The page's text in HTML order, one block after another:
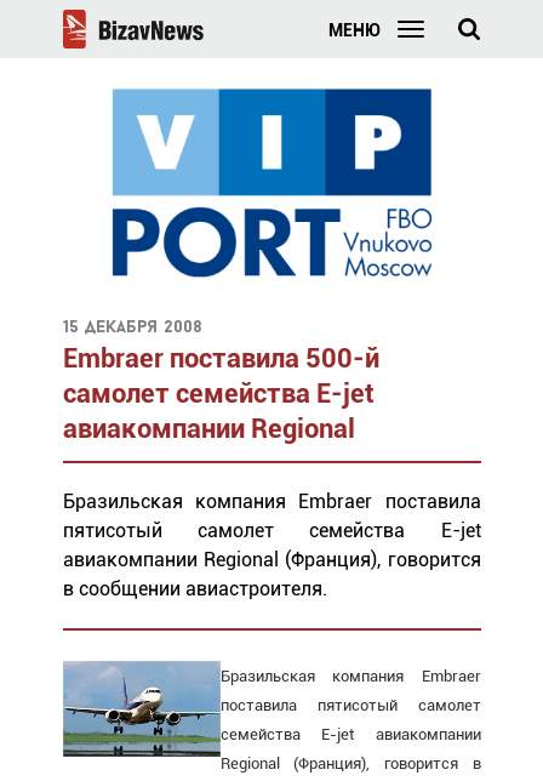
МЕНЮ
15 декабря 2008
Embraer поставила 500-й
самолет семейства E-jet
авиакомпании Regional
Бразильская компания Embraer поставила
пятисотый самолет семейства E-jet
авиакомпании Regional (Франция), говорится
в сообщении авиастроителя.
Бразильская компания Embraer
поставила пятисотый самолет
семейства E-jet авиакомпании
Regional (Франция), говорится в